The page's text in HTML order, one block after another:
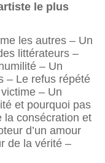
plus
les autres – Un
littérateurs –
– Un
– Le refus répété
– Un
et pourquoi pas
la consécration et
d’un amour
de la vérité –